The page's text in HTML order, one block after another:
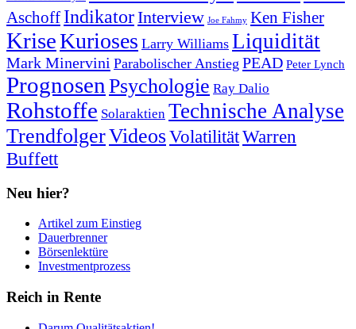
Aschoff IndikatorInterview Joe Fahmy Ken Fisher
KriseKurioses Larry Williams Liquidität
Mark Minervini Parabolischer Anstieg PEAD Peter Lynch
Prognosen Psychologie Ray Dalio
Rohstoffe Solaraktien Technische Analyse
TrendfolgerVideosVolatilitätWarren
Buffett
Neu hier?
Artikel zum Einstieg
Dauerbrenner
Börsenlektüre
Investmentprozess
Reich in Rente